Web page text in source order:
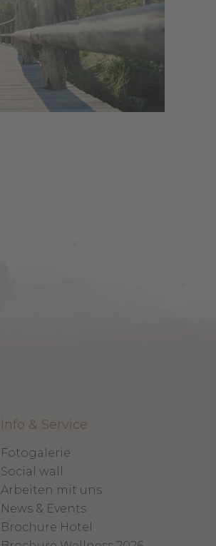
Info & Service
Fotogalerie
Social wall
Arbeiten mit uns
News & Events
Brochure Hotel